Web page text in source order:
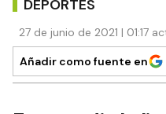
DEPORTES
27 de junio de 2021 | 01:17
Añadir como fuente en